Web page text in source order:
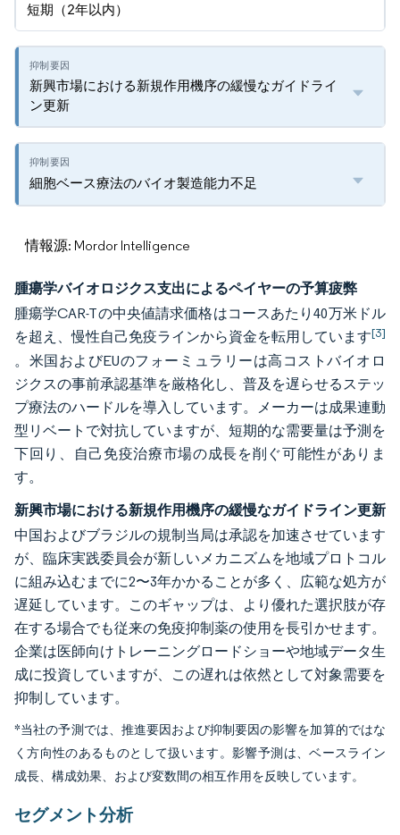
短期（2年以内）
新興市場における新規作用機序の緩慢なガイドライ
ン更新
細胞ベース療法のバイオ製造能力不足
情報源: Mordor Intelligence
腫瘍学バイオロジクス支出によるペイヤーの予算疲弊
腫瘍学CAR-Tの中央値請求価格はコースあたり40万米ドル
を超え、慢性自己免疫ラインから資金を転用しています[3]
。米国およびEUのフォーミュラリーは高コストバイオロ
ジクスの事前承認基準を厳格化し、普及を遅らせるステッ
プ療法のハードルを導入しています。メーカーは成果連動
型リベートで対抗していますが、短期的な需要量は予測を
下回り、自己免疫治療市場の成長を削ぐ可能性がありま
す。
新興市場における新規作用機序の緩慢なガイドライン更新
中国およびブラジルの規制当局は承認を加速させています
が、臨床実践委員会が新しいメカニズムを地域プロトコル
に組み込むまでに2〜3年かかることが多く、広範な処方が
遅延しています。このギャップは、より優れた選択肢が存
在する場合でも従来の免疫抑制薬の使用を長引かせます。
企業は医師向けトレーニングロードショーや地域データ生
成に投資していますが、この遅れは依然として対象需要を
抑制しています。
*当社の予測では、推進要因および抑制要因の影響を加算的ではな
く方向性のあるものとして扱います。影響予測は、ベースライン
成長、構成効果、および変数間の相互作用を反映しています。
セグメント分析